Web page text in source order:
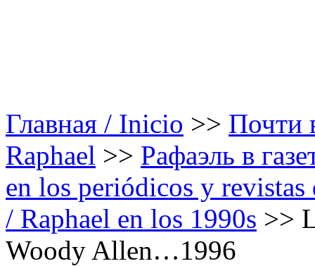
Главная / Inicio >> Почти
Raphael >> Рафаэль в
en los periódicos y
/ Raphael en los 1990s >>
Woody Allen…1996